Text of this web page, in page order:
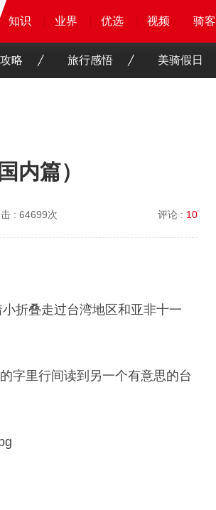
知识 业界 优选 骑客 论坛
知识 业界 优选 骑客 视频
知识 业界 优选 视频 骑客
知识 业界 优选 视频 骑客
略 旅行感悟 美骑假日
内篇）
: 64699次 评论 : 10
折叠走过台湾地区和亚非十一
字里行间读到另一个有意思的台